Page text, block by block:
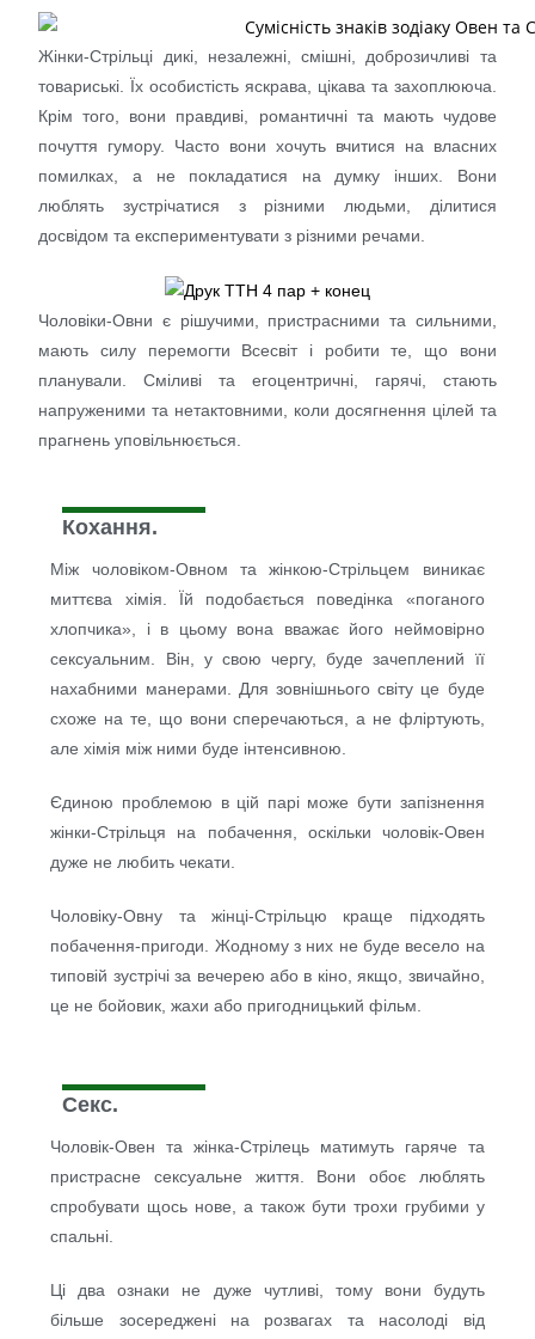
Жінки-Стрільці дикі, незалежні, смішні, доброзичливі та
товариські. Їх особистість яскрава, цікава та захоплююча.
Крім того, вони правдиві, романтичні та мають чудове
почуття гумору. Часто вони хочуть вчитися на власних
помилках, а не покладатися на думку інших. Вони
люблять зустрічатися з різними людьми, ділитися
досвідом та експериментувати з різними речами.
Чоловіки-Овни є рішучими, пристрасними та сильними,
мають силу перемогти Всесвіт і робити те, що вони
планували. Сміливі та егоцентричні, гарячі, стають
напруженими та нетактовними, коли досягнення цілей та
прагнень уповільнюється.
Кохання.
Між чоловіком-Овном та жінкою-Стрільцем виникає
миттєва хімія. Їй подобається поведінка «поганого
хлопчика», і в цьому вона вважає його неймовірно
сексуальним. Він, у свою чергу, буде зачеплений її
нахабними манерами. Для зовнішнього світу це буде
схоже на те, що вони сперечаються, а не фліртують,
але хімія між ними буде інтенсивною.
Єдиною проблемою в цій парі може бути запізнення
жінки-Стрільця на побачення, оскільки чоловік-Овен
дуже не любить чекати.
Чоловіку-Овну та жінці-Стрільцю краще підходять
побачення-пригоди. Жодному з них не буде весело на
типовій зустрічі за вечерею або в кіно, якщо, звичайно,
це не бойовик, жахи або пригодницький фільм.
Секс.
Чоловік-Овен та жінка-Стрілець матимуть гаряче та
пристрасне сексуальне життя. Вони обоє люблять
спробувати щось нове, а також бути трохи грубими у
спальні.
Ці два ознаки не дуже чутливі, тому вони будуть
більше зосереджені на розвагах та насолоді від